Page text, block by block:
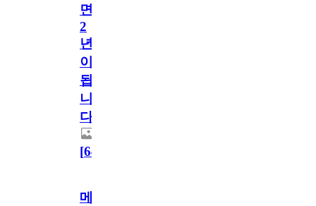
면
2
년
이
됩
니
다.
[64
메